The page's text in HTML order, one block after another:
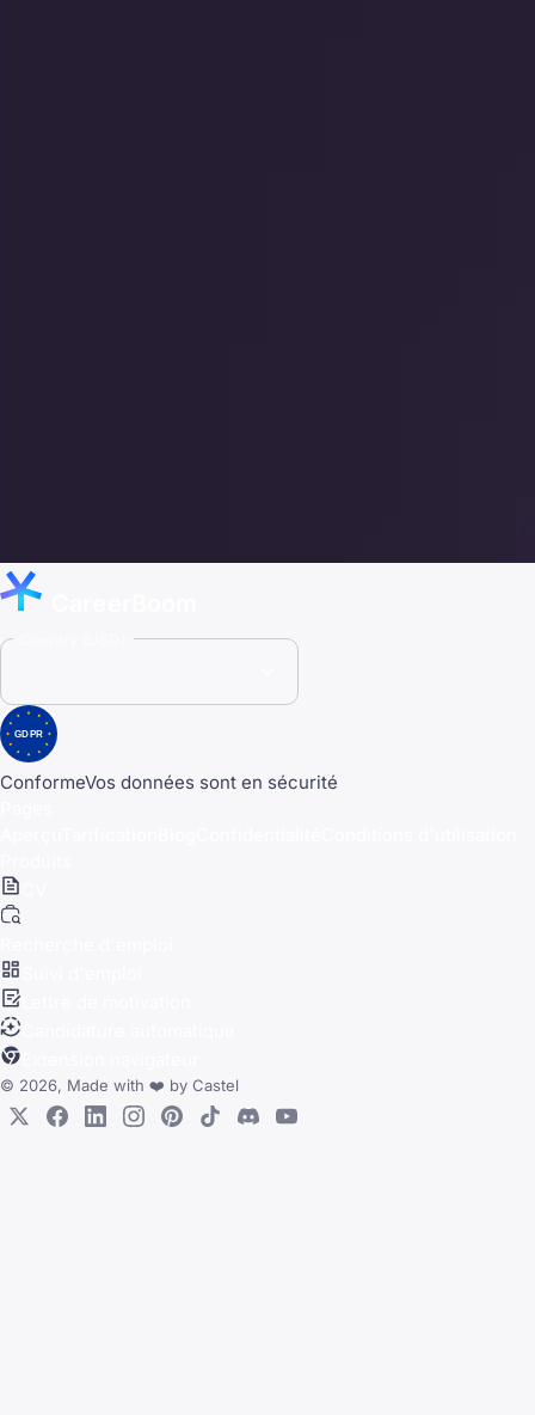
GDPR
ConformeVos données sont en sécurité
© 2026, Made with ❤️ by Castel